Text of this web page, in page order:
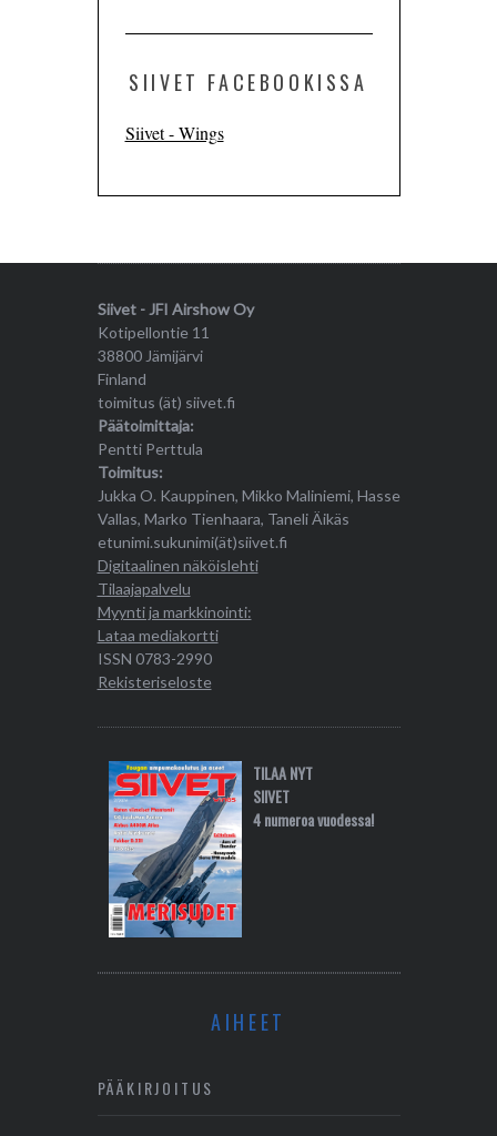
SIIVET FACEBOOKISSA
Siivet - Wings
Siivet - JFI Airshow Oy
Kotipellontie 11
38800 Jämijärvi
Finland
toimitus (ät) siivet.fi
Päätoimittaja:
Pentti Perttula
Toimitus:
Jukka O. Kauppinen, Mikko Maliniemi, Hasse
Vallas, Marko Tienhaara, Taneli Äikäs
etunimi.sukunimi(ät)siivet.fi
Digitaalinen näköislehti
Tilaajapalvelu
Myynti ja markkinointi:
Lataa mediakortti
ISSN 0783-2990
Rekisteriseloste
TILAA NYT
SIIVET
4 numeroa vuodessa!
AIHEET
PÄÄKIRJOITUS